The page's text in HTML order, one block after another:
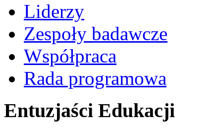
Liderzy
Zespoły badawcze
Współpraca
Rada programowa
Entuzjaści Edukacji